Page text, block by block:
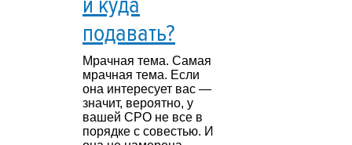
подавать?
Мрачная тема. Самая
мрачная тема. Если
она интересует вас —
значит, вероятно, у
вашей СРО не все в
порядке с совестью. И